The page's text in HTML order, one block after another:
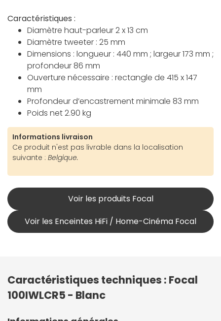
Caractéristiques :
Diamètre haut-parleur 2 x 13 cm
Diamètre tweeter : 25 mm
Dimensions : longueur : 440 mm ; largeur 173 mm ;
profondeur 86 mm
Ouverture nécessaire : rectangle de 415 x 147
mm
Profondeur d’encastrement minimale 83 mm
Poids net 2.90 kg
Informations livraison
Ce produit n'est pas livrable dans la localisation
suivante : Belgique.
Voir les produits Focal
Voir les Enceintes HiFi / Home-Cinéma Focal
Caractéristiques techniques : Focal
100IWLCR5 - Blanc